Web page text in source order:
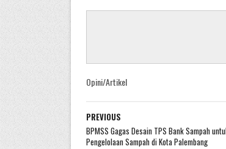
Opini/Artikel
PREVIOUS
BPMSS Gagas Desain TPS Bank Sampah
Pengelolaan Sampah di Kota Palembang